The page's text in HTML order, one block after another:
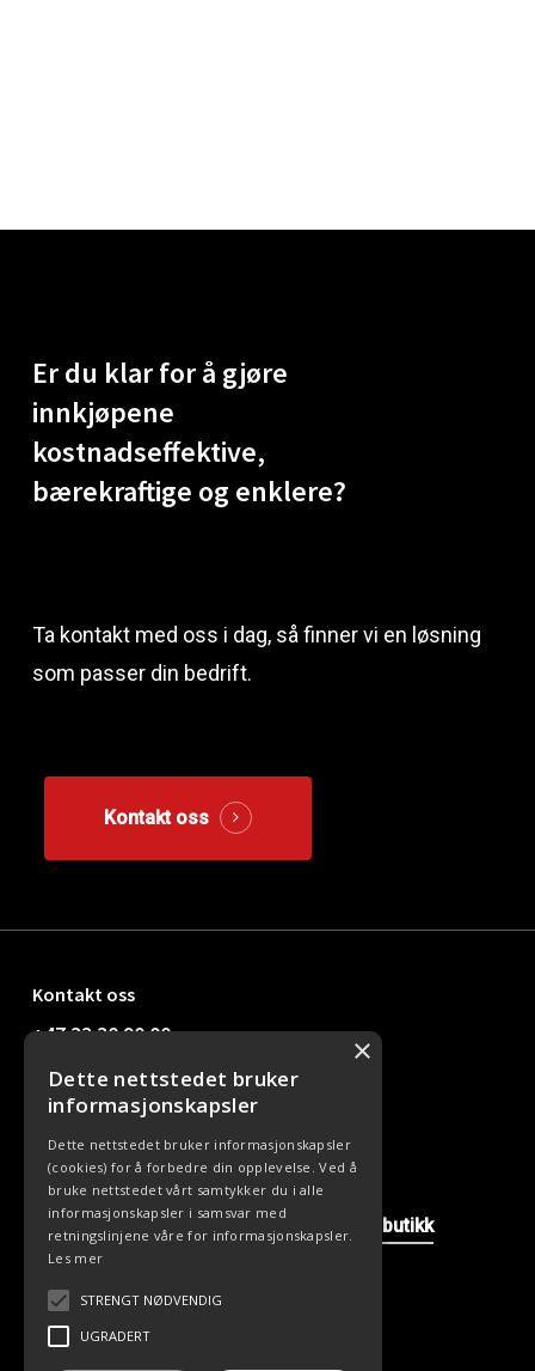
Erdu klarforå gjøre
innkjøpene
kostnadseffektive,
bærekraftige og enklere?
Ta kontakt med oss i dag, så finner vi en løsning
som passer din bedrift.
Kontakt oss
Kontakt oss
+47 33 30 90 00
kundesenter@office24.no
Nyttige linker
Våre avdelinger Kontakt oss Nettbutikk
×
Dette nettstedet bruker
informasjonskapsler
Dette nettstedet bruker informasjonskapsler
(cookies) for å forbedre din opplevelse. Ved å
bruke nettstedet vårt samtykker du i alle
informasjonskapsler i samsvar med
retningslinjene våre for informasjonskapsler.
Les mer
STRENGT NØDVENDIG
UGRADERT